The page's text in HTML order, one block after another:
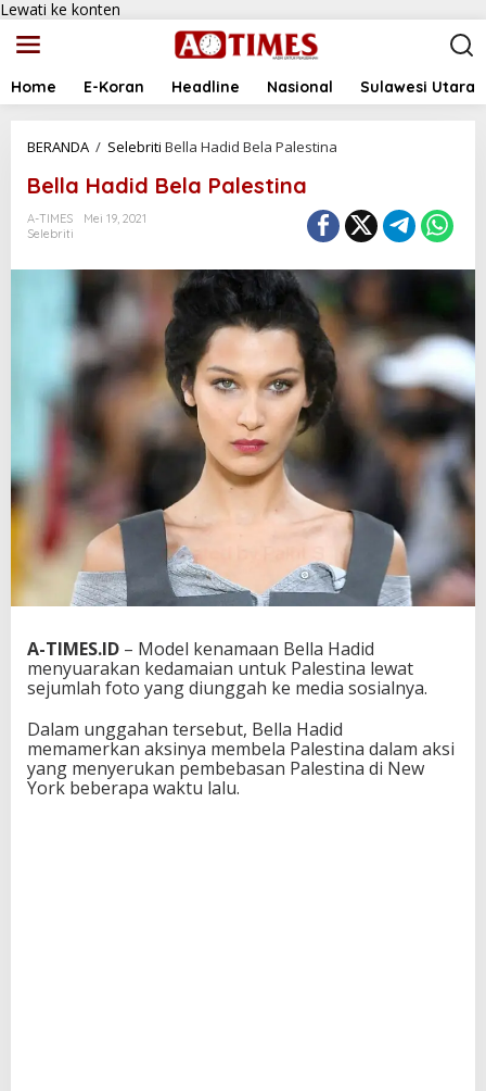
Lewati ke konten
Home E-Koran Headline Nasional Sulawesi Utara
BERANDA / Selebriti Bella Hadid Bela Palestina
Bella Hadid Bela Palestina
A-TIMES
Mei 19, 2021
Selebriti
A-TIMES.ID – Model kenamaan Bella Hadid
menyuarakan kedamaian untuk Palestina lewat
sejumlah foto yang diunggah ke media sosialnya.
Dalam unggahan tersebut, Bella Hadid
memamerkan aksinya membela Palestina dalam aksi
yang menyerukan pembebasan Palestina di New
York beberapa waktu lalu.